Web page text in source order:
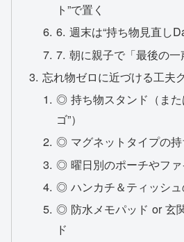
ト”で置く
6. 週末は“持ち物見直し
7. 朝に親子で「最後の一
忘れ物ゼロに近づける工夫
◎ 持ち物スタンド（また
ゴ”）
◎ マグネットタイプの持
◎ 曜日別のポーチやフ
◎ ハンカチ＆ティッシュ
◎ 防水メモパッド or 玄
ド